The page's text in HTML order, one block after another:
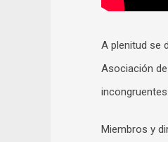
A plenitud se
Asociación
Miembros y